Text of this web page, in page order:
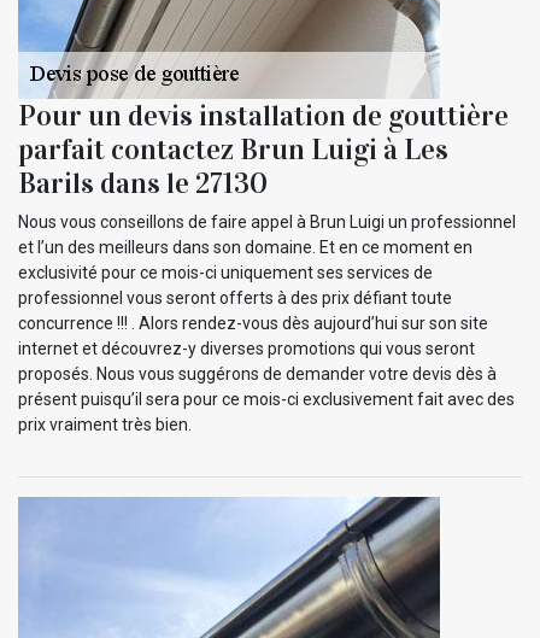
Pour un devis installation de gouttière
parfait contactez Brun Luigi à Les
Barils dans le 27130
Nous vous conseillons de faire appel à Brun Luigi un professionnel
et l’un des meilleurs dans son domaine. Et en ce moment en
exclusivité pour ce mois-ci uniquement ses services de
professionnel vous seront offerts à des prix défiant toute
concurrence !!! . Alors rendez-vous dès aujourd’hui sur son site
internet et découvrez-y diverses promotions qui vous seront
proposés. Nous vous suggérons de demander votre devis dès à
présent puisqu’il sera pour ce mois-ci exclusivement fait avec des
prix vraiment très bien.